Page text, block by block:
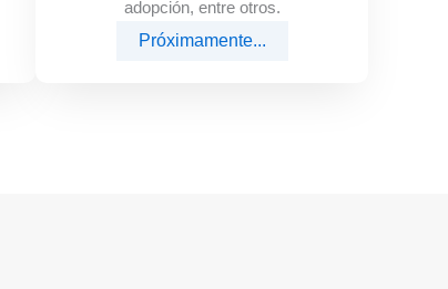
adopción, entre otros.
Próximamente...